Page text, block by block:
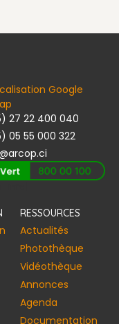
Google
27 22 400 040
05 55 000 322
RESSOURCES
Actualités
Photothèque
Vidéothèque
Annonces​
Agenda
Documentation